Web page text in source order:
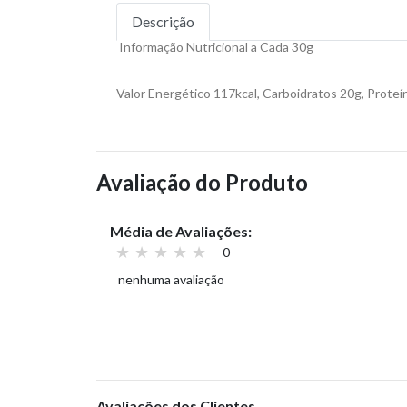
Descrição
Informação Nutricional a Cada 30g
Valor Energético 117kcal, Carboidratos 20g,
Avaliação do Produto
Média de Avaliações:
0
nenhuma avaliação